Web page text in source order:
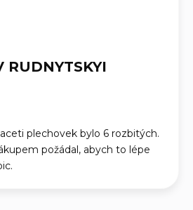
RUDNYTSKYI
plechovek bylo 6 rozbitých.
požádal, abych to lépe